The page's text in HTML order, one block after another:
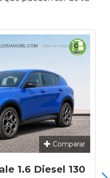
Comparar
1.6 Diesel 130